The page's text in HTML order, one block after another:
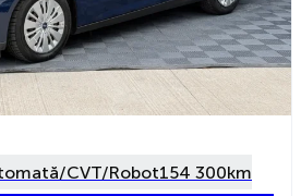
CVT/Robot154 300km